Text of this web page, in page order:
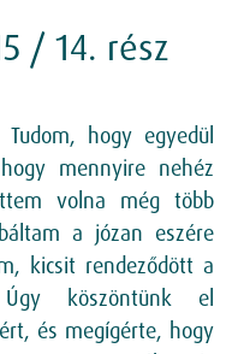
/ 14. rész
hogy egyedül
mennyire nehéz
volna még több
a józan eszére
kicsit rendeződött a
köszöntünk el
és megígérte, hogy